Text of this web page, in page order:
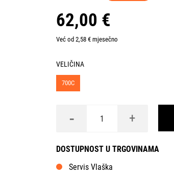
62,00 €
Već od 2,58 € mjesečno
VELIČINA
700C
- +
DOSTUPNOST U TRGOVINAMA
Servis Vlaška